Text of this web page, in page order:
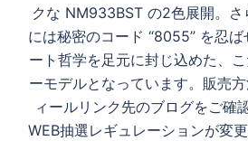
クな NM933BST の2色展開。さ
には秘密のコード “8055” を忍
ート哲学を足元に封じ込めた、
ーモデルとなっています。販売
ィールリンク先のブログをご確
WEB抽選レギュレーションが変